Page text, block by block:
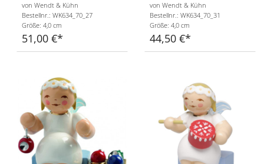
von Wendt & Kühn
Bestellnr.: WK634_70_27
Größe: 4,0 cm
51,00 €
von Wendt & Kühn
Bestellnr.: WK634_70_31
Größe: 4,0 cm
44,50 €